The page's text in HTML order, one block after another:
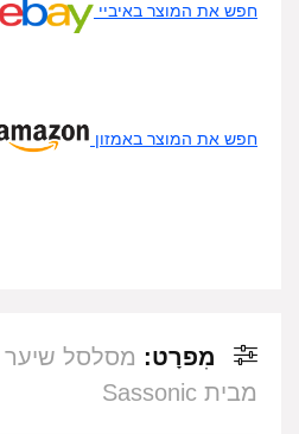
חפש את המוצר באיביי
חפש את המוצר באמזון
מִפרָט:
מבית Sassonic